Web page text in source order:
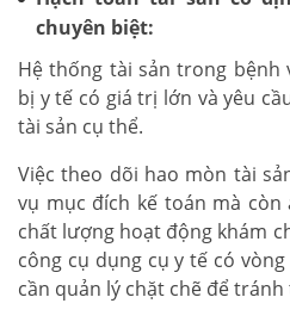
chuyên biệt:
Hệ thống tài sản trong
bị y tế có giá trị lớn và yêu
tài sản cụ thể.
Việc theo dõi hao mòn tài
vụ mục đích kế toán mà
chất lượng hoạt động khám
công cụ dụng cụ y tế có
cần quản lý chặt chẽ để